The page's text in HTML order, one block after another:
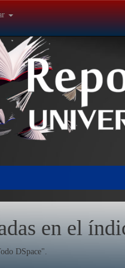
en el
DSpace".